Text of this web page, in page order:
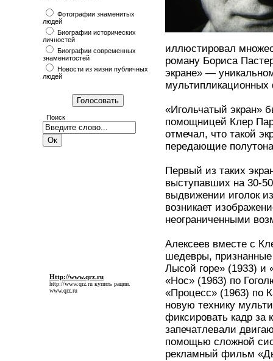
Фотографии знаменитых
людей
Биографии исторических
личностей
Биографии современных
знаменитостей
Новости из жизни публичных
людей
Поиск
Http://www.qrz.ru
http://www.qrz.ru купить рации.
www.qrz.ru
иллюстировал
роману Бориса
экране» —
«Игольчатый экран»
помощницей Клер
отмечал, что такой
передающие
Первый из таких
выступавших на 30-
выдвижении иголок
возникает
неограниченными
Алексеев вместе с
шедевры,
Лысой горе» (1933) и
«Нос» (1963) по
«Процесс» (1963) по
новую технику
фиксировать кадр за
запечатлевали
помощью сложной
рекламный фильм